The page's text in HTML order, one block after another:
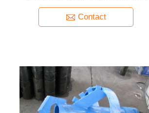
Contact